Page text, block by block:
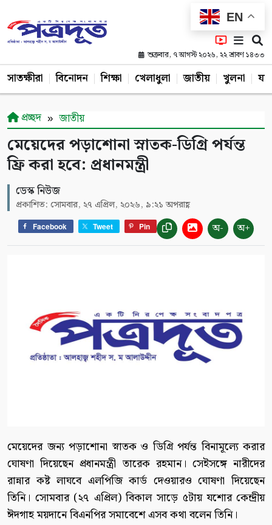
EN
শুক্রবার, ৭ আগস্ট ২০২৬, ২২ শ্রাবণ ১৪৩৩
সাতক্ষীরা বিনোদন শিক্ষা খেলাধুলা জাতীয় খুলনা
প্রচ্ছদ জাতীয়
মেয়েদের পড়াশোনা স্নাতক-ডিগ্রি পর্যন্ত
ফ্রি করা হবে: প্রধানমন্ত্রী
ডেস্ক নিউজ
প্রকাশিত: সোমবার, ২৭ এপ্রিল, ২০২৬, ৯:২১ অপরাহ্ণ
Facebook Tweet Pin অ- অ+
মেয়েদের জন্য পড়াশোনা স্নাতক ও ডিগ্রি পর্যন্ত বিনামূল্যে করার
ঘোষণা দিয়েছেন প্রধানমন্ত্রী তারেক রহমান। সেইসঙ্গে নারীদের
রান্নার কষ্ট লাঘবে এলপিজি কার্ড দেওয়ারও ঘোষণা দিয়েছেন
তিনি। সোমবার (২৭ এপ্রিল) বিকাল সাড়ে ৫টায় যশোর কেন্দ্রীয়
ঈদগাহ ময়দানে বিএনপির সমাবেশে এসব কথা বলেন তিনি।